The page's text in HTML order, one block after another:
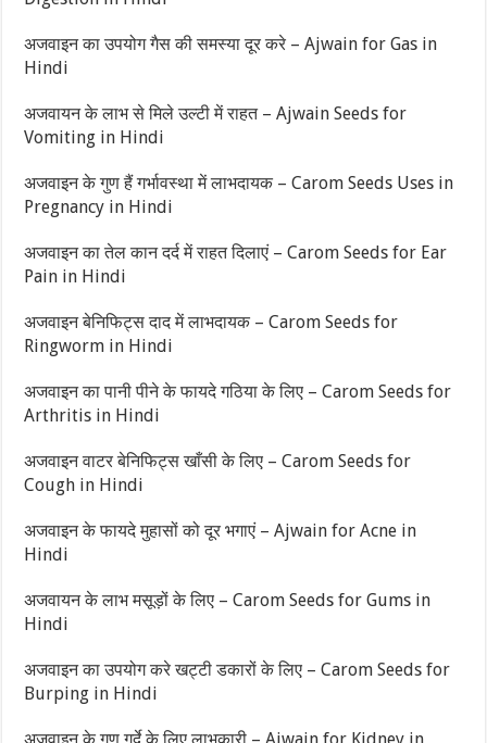
अजवाइन का उपयोग गैस की समस्या दूर करे – Ajwain for Gas in
Hindi
अजवायन के लाभ से मिले उल्टी में राहत – Ajwain Seeds for
Vomiting in Hindi
अजवाइन के गुण हैं गर्भावस्था में लाभदायक – Carom Seeds Uses in
Pregnancy in Hindi
अजवाइन का तेल कान दर्द में राहत दिलाएं – Carom Seeds for Ear
Pain in Hindi
अजवाइन बेनिफिट्स दाद में लाभदायक – Carom Seeds for
Ringworm in Hindi
अजवाइन का पानी पीने के फायदे गठिया के लिए – Carom Seeds for
Arthritis in Hindi
अजवाइन वाटर बेनिफिट्स खाँसी के लिए – Carom Seeds for
Cough in Hindi
अजवाइन के फायदे मुहासों को दूर भगाएं – Ajwain for Acne in
Hindi
अजवायन के लाभ मसूड़ों के लिए – Carom Seeds for Gums in
Hindi
अजवाइन का उपयोग करे खट्टी डकारों के लिए – Carom Seeds for
Burping in Hindi